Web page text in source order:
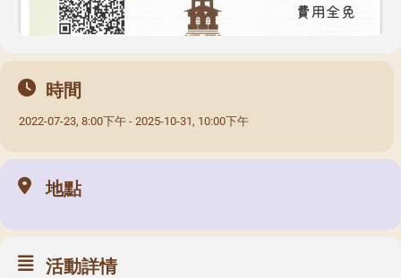
時間
2022-07-23, 8:00下午 - 2025-10-31, 10:00下午
地點
活動詳情